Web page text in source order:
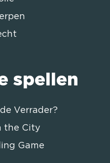
spellen
Verrader?
the City
Game